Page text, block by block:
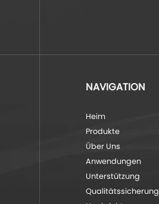
NAVIGATION
Heim
Produkte
Über Uns
Anwendungen
Unterstützung
Qualitätssicherung